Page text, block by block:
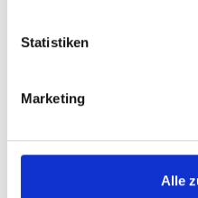
Statistiken
Marketing
Alle